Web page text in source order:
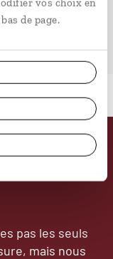
de page.
avec
pas les seuls
mais nous